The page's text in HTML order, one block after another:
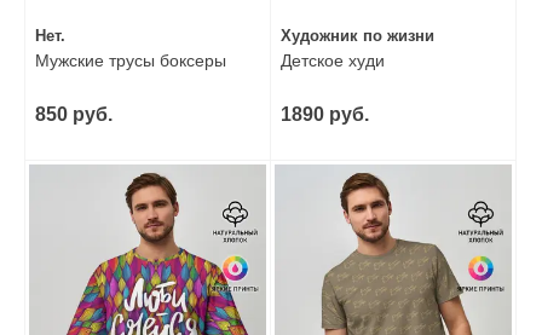
Нет.
Мужские трусы боксеры
850 руб.
Художник по жизни
Детское худи
1890 руб.